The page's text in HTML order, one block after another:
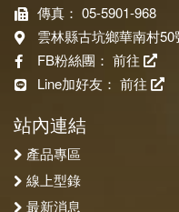
傳真： 05-5901-968
雲林縣古坑鄉華南村50
FB粉絲團： 前往
Line加好友： 前往
站內連結
產品專區
線上型錄
最新消息